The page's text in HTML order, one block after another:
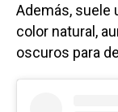
Además, suele
color natural,
oscuros para